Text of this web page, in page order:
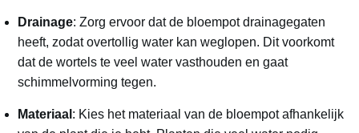
Drainage: Zorg ervoor dat de bloempot drainagegaten
heeft, zodat overtollig water kan weglopen. Dit voorkomt
dat de wortels te veel water vasthouden en gaat
schimmelvorming tegen.
Materiaal : Kies het materiaal van de bloempot afhankelijk